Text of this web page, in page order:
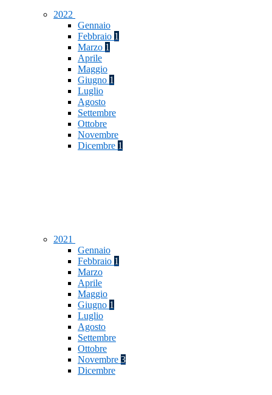
2022
Gennaio
Febbraio 1
Marzo 1
Aprile
Maggio
Giugno 1
Luglio
Agosto
Settembre
Ottobre
Novembre
Dicembre 1
2021
Gennaio
Febbraio 1
Marzo
Aprile
Maggio
Giugno 1
Luglio
Agosto
Settembre
Ottobre
Novembre 3
Dicembre